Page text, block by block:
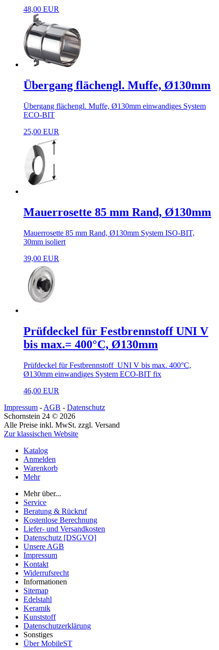
48,00 EUR
Übergang flächengl. Muffe, Ø130mm
Übergang flächengl. Muffe, Ø130mm einwandiges System
ECO-BIT
25,00 EUR
Mauerrosette 85 mm Rand, Ø130mm
Mauerrosette 85 mm Rand, Ø130mm System ISO-BIT,
30mm isoliert
39,00 EUR
Prüfdeckel für Festbrennstoff UNI V
bis max.= 400°C, Ø130mm
Prüfdeckel für Festbrennstoff UNI V bis max. 400°C,
Ø130mm einwandiges System ECO-BIT fix
46,00 EUR
Impressum - AGB - Datenschutz
Schornstein 24 © 2026
Alle Preise inkl. MwSt. zzgl. Versand
Zur klassischen Website
Katalog
Anmelden
Warenkorb
Mehr
Mehr über...
Service
Beratung & Rückruf
Kostenlose Berechnung
Liefer- und Versandkosten
Datenschutz [DSGVO]
Unsere AGB
Impressum
Kontakt
Widerrufsrecht
Informationen
Sitemap
Edelstahl
Keramik
Kunststoff
Datenschutzerklärung
Sonstiges
Über MobileST